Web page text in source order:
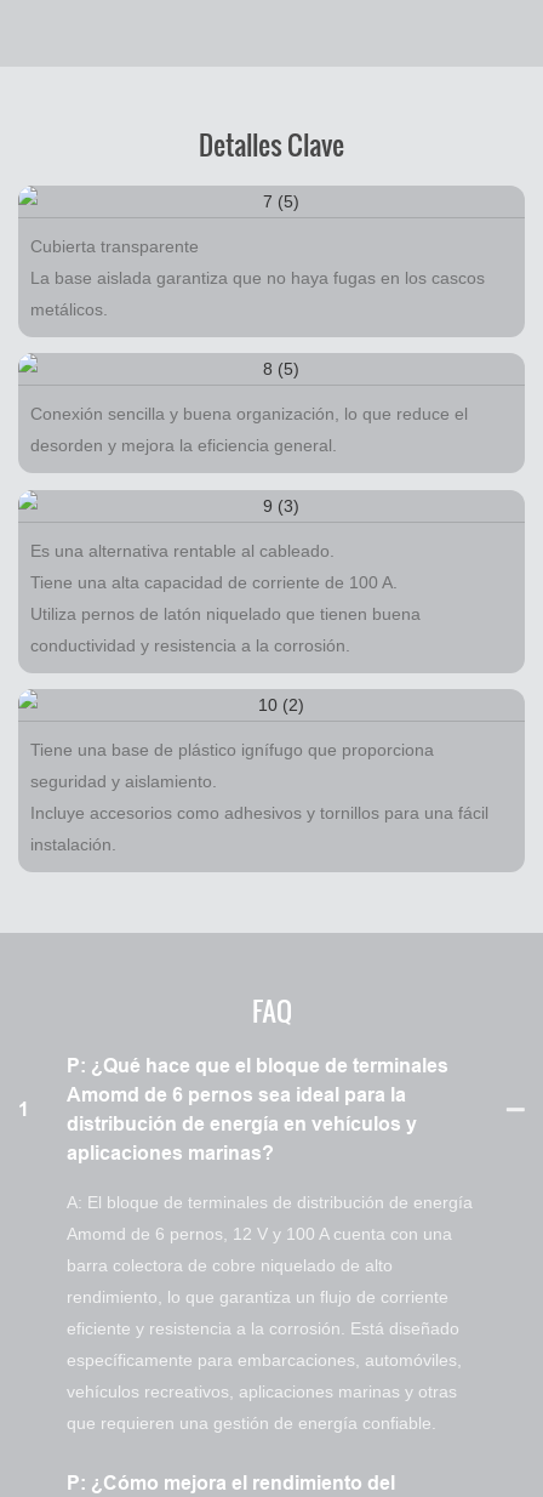
Detalles Clave
Cubierta transparente
La base aislada garantiza que no haya fugas en los cascos
metálicos.
Conexión sencilla y buena organización, lo que reduce el
desorden y mejora la eficiencia general.
Es una alternativa rentable al cableado.
Tiene una alta capacidad de corriente de 100 A.
Utiliza pernos de latón niquelado que tienen buena
conductividad y resistencia a la corrosión.
Tiene una base de plástico ignífugo que proporciona
seguridad y aislamiento.
Incluye accesorios como adhesivos y tornillos para una fácil
instalación.
FAQ
1
P: ¿Qué hace que el bloque de terminales
Amomd de 6 pernos sea ideal para la
distribución de energía en vehículos y
aplicaciones marinas?
A: El bloque de terminales de distribución de energía
Amomd de 6 pernos, 12 V y 100 A cuenta con una
barra colectora de cobre niquelado de alto
rendimiento, lo que garantiza un flujo de corriente
eficiente y resistencia a la corrosión. Está diseñado
específicamente para embarcaciones, automóviles,
vehículos recreativos, aplicaciones marinas y otras
que requieren una gestión de energía confiable.
P: ¿Cómo mejora el rendimiento del